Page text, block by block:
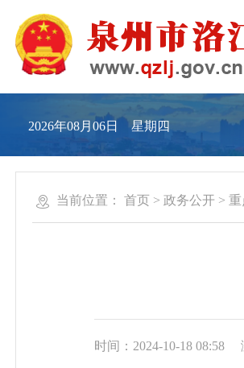
2026年08月06日 星期四
当前位置： 首页 >政务公开 >重
时间：2024-10-18 08:58